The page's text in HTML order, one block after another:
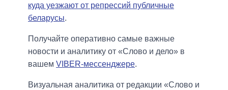
куда уезжают от репрессий публичные
беларусы.
Получайте оперативно самые важные
новости и аналитику от «Слово и дело» в
вашем VIBER-мессенджере.
Визуальная аналитика от редакции «Слово и